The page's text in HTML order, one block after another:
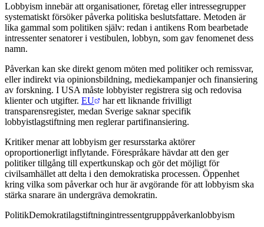
Lobbyism innebär att organisationer, företag eller intressegrupper
systematiskt försöker påverka politiska beslutsfattare. Metoden är
lika gammal som politiken själv: redan i antikens Rom bearbetade
intressenter senatorer i vestibulen, lobbyn, som gav fenomenet dess
namn.
Påverkan kan ske direkt genom möten med politiker och remissvar,
eller indirekt via opinionsbildning, mediekampanjer och finansiering
av forskning. I USA måste lobbyister registrera sig och redovisa
klienter och utgifter. EU
har ett liknande frivilligt
transparensregister, medan Sverige saknar specifik
lobbyistlagstiftning men reglerar partifinansiering.
Kritiker menar att lobbyism ger resursstarka aktörer
oproportionerligt inflytande. Förespråkare hävdar att den ger
politiker tillgång till expertkunskap och gör det möjligt för
civilsamhället att delta i den demokratiska processen. Öppenhet
kring vilka som påverkar och hur är avgörande för att lobbyism ska
stärka snarare än undergräva demokratin.
PolitikDemokratilagstiftningintressentgrupppåverkanlobbyism